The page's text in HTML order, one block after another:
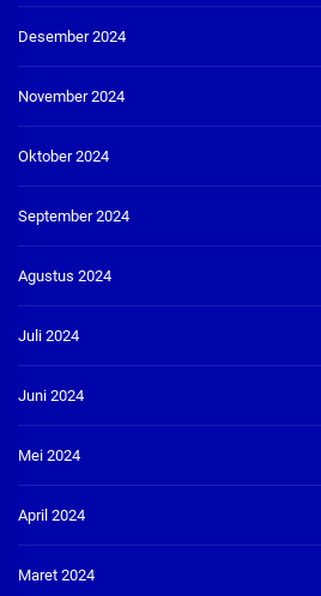
Desember 2024
November 2024
Oktober 2024
September 2024
Agustus 2024
Juli 2024
Juni 2024
Mei 2024
April 2024
Maret 2024